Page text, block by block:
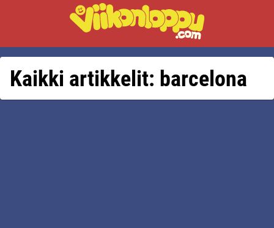
Kaikki artikkelit: barcelona